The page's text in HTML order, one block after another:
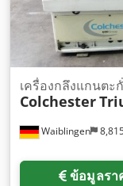
Waiblingen
เครื่องกลึงแกนตะ
Colchester
ข้อมูลรา